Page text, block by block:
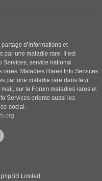
d’informations et
par une maladie rare. Il est
Services, service national
rares. Maladies Rares Info Services
par une maladie rare dans leur
sur le Forum maladies rares et
Services oriente aussi les
social.
Limited